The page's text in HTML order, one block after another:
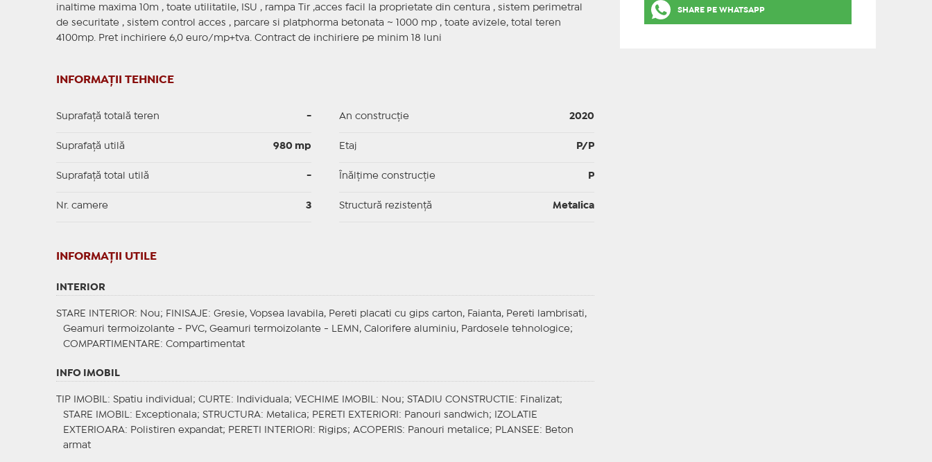
inaltime maxima 10m , toate utilitatile, ISU , rampa Tir ,acces facil la proprietate din centura , sistem perimetral
de securitate , sistem control acces , parcare si platphorma betonata ~ 1000 mp , toate avizele, total teren
4100mp. Pret inchiriere 6,0 euro/mp+tva. Contract de inchiriere pe minim 18 luni
INFORMAȚII TEHNICE
Suprafață totală teren -
Suprafaţă utilă 980 mp
Suprafaţă total utilă -
Nr. camere 3
An construcție 2020
Etaj P/P
Înălțime construcție P
Structură rezistență Metalica
INFORMAŢII UTILE
INTERIOR
STARE INTERIOR: Nou; FINISAJE : Gresie, Vopsea lavabila, Pereti placati cu gips carton, Faianta, Pereti lambrisati,
Geamuri termoizolante - PVC, Geamuri termoizolante - LEMN, Calorifere aluminiu, Pardosele tehnologice;
COMPARTIMENTARE : Compartimentat
INFO IMOBIL
TIP IMOBIL : Spatiu individual; CURTE : Individuala; VECHIME IMOBIL : Nou; STADIU CONSTRUCTIE : Finalizat;
STARE IMOBIL
: Exceptionala; STRUCTURA: Metalica; PERETI EXTERIORI : Panouri sandwich;
IZOLATIE
EXTERIOARA: Polistiren expandat; PERETI INTERIORI : Rigips; ACOPERIS: Panouri metalice; PLANSEE : Beton
armat
SHARE PE WHATSAPP